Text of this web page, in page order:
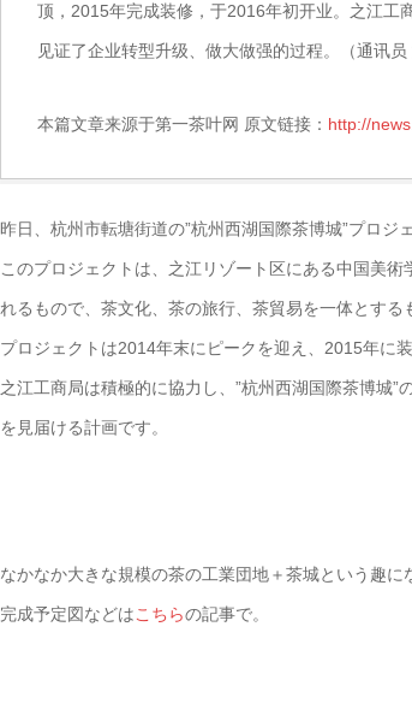
顶，2015年完成装修，于2016年初开业。之江工
见证了企业转型升级、做大做强的过程。（通讯员
本篇文章来源于第一茶叶网 原文链接： http://
昨日、杭州市転塘街道の”杭州西湖国際茶博城”プロジ
このプロジェクトは、之江リゾート区にある中国美
れるもので、茶文化、茶の旅行、茶貿易を一体とする
プロジェクトは2014年末にピークを迎え、2015年に
之江工商局は積極的に協力し、”杭州西湖国際茶博城
を見届ける計画です。
なかなか大きな規模の茶の工業団地＋茶城という趣に
完成予定図などはこちらの記事で。